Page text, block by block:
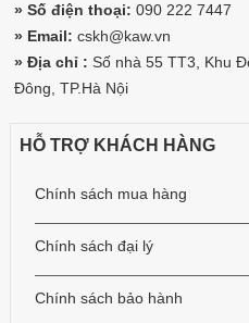
Hệ thống cốt lõi nâng
và cảm biến đều được cải
vận hành vượt trội và đồng
» Số điện thoại: 090 222 7447
» Email: cskh@kaw.vn
» Địa chỉ : Số nhà 55 TT3, Khu
Đông, TP.Hà Nội
HỖ TRỢ KHÁCH HÀNG
Chính sách mua hàng
Chính sách đại lý
Chính sách bảo hành